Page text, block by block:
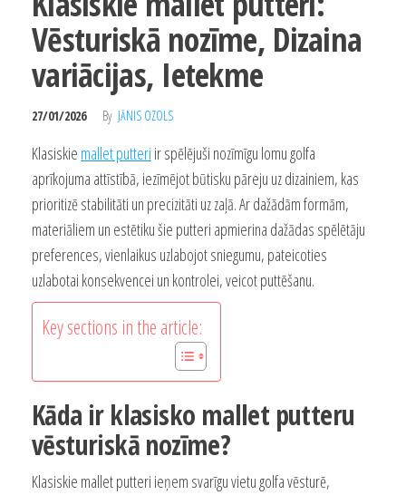
Vēsturiskā nozīme, Dizaina
variācijas, Ietekme
27/01/2026 By JĀNIS OZOLS
Klasiskie mallet putteri ir spēlējuši nozīmīgu lomu golfa
aprīkojuma attīstībā, iezīmējot būtisku pāreju uz dizainiem, kas
prioritizē stabilitāti un precizitāti uz zaļā. Ar dažādām formām,
materiāliem un estētiku šie putteri apmierina dažādas spēlētāju
preferences, vienlaikus uzlabojot sniegumu, pateicoties
uzlabotai konsekvencei un kontrolei, veicot puttēšanu.
Key sections in the article:
Kāda ir klasisko mallet putteru
vēsturiskā nozīme?
Klasiskie mallet putteri ieņem svarīgu vietu golfa vēsturē,